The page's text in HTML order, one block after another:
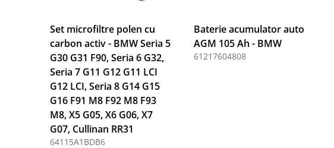
Set microfiltre polen cu
carbon activ - BMW Seria 5
G30 G31 F90, Seria 6 G32,
Seria 7 G11 G12 G11 LCI
G12 LCI, Seria 8 G14 G15
G16 F91 M8 F92 M8 F93
M8, X5 G05, X6 G06, X7
G07, Cullinan RR31
64115A1BDB6
Baterie acumulator auto
AGM 105 Ah - BMW
61217604808